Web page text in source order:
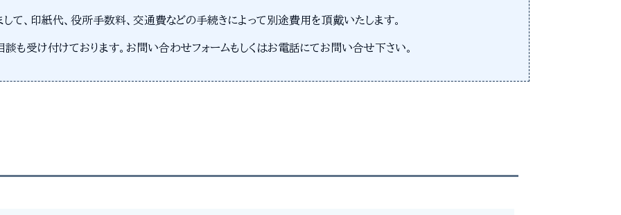
て、印紙代、役所手数料、交通費などの手続きによって別途費用を頂戴いたします。
も受け付けております。お問い合わせフォームもしくはお電話にてお問い合せ下さい。